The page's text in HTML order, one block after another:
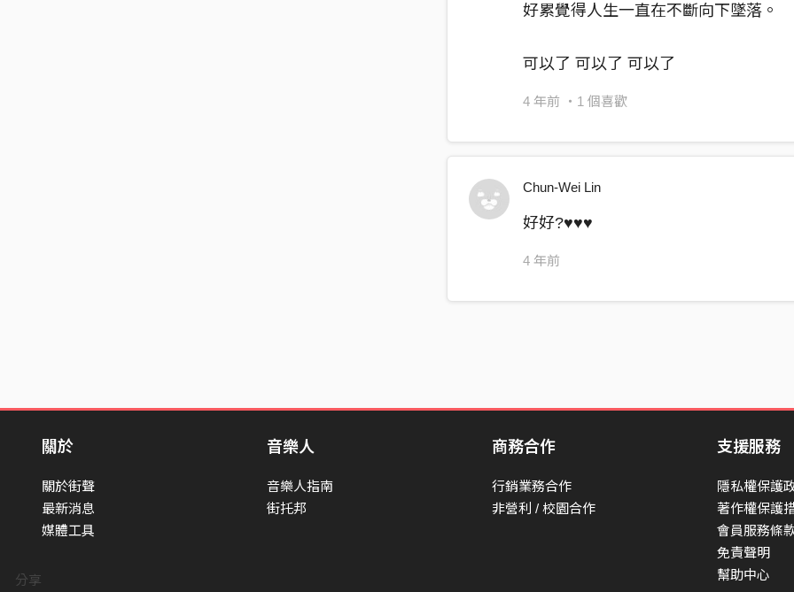
分享
好累覺得人生一直在不斷向下墜落。
可以了 可以了 可以了
4 年前 ・1 個喜歡
Chun-Wei Lin
好好?♥️♥️♥️
4 年前
關於
關於街聲
最新消息
媒體工具
音樂人
音樂人指南
街托邦
商務合作
行銷業務合作
非營利 / 校園合作
支援服務
隱私權保護
著作權保護
會員服務條
免責聲明
幫助中心